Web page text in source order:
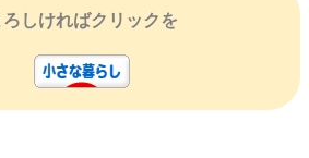
ろしければクリックを